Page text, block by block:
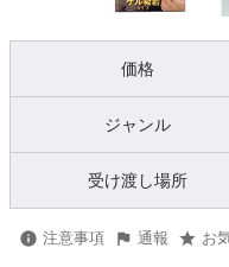
価格
ジャンル
受け渡し場所
注意事項 通報 お